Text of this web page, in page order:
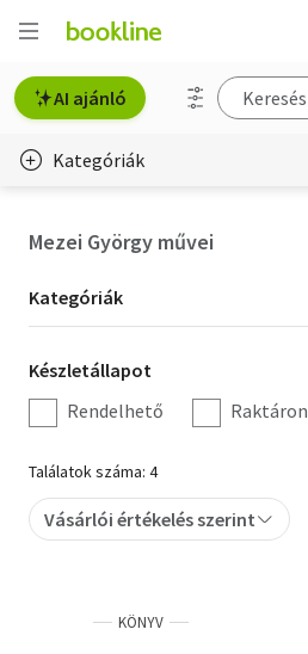
AI ajánló
Kategóriák
Hobbi, szabadidő
Irodalom
Művészet
Szakkönyv
Tankönyv, segédkönyv
Mezei György művei
Kategória
szűrés
Kategóriák
Készletállapot
szűrés
Készletállapot
Rendelhető
Raktáron
Találatok száma: 4
Vásárlói értékelés szerint
KÖNYV